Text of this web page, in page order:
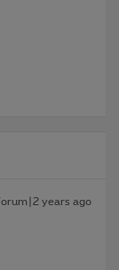
years ago